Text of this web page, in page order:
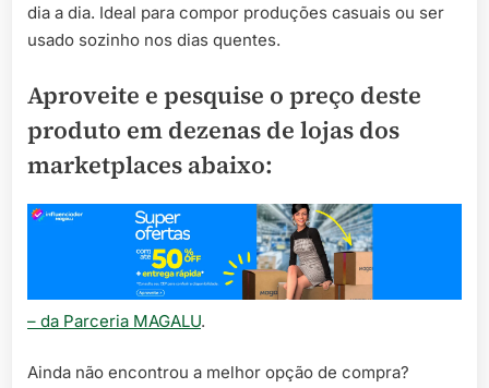
dia a dia. Ideal para compor produções casuais ou ser
usado sozinho nos dias quentes.
Aproveite e pesquise o preço deste
produto em dezenas de lojas dos
marketplaces abaixo:
– da Parceria MAGALU.
Ainda não encontrou a melhor opção de compra?